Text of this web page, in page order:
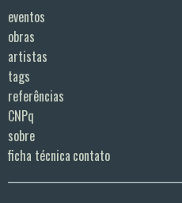
eventos
obras
artistas
tags
referências
CNPq
sobre
ficha técnica contato